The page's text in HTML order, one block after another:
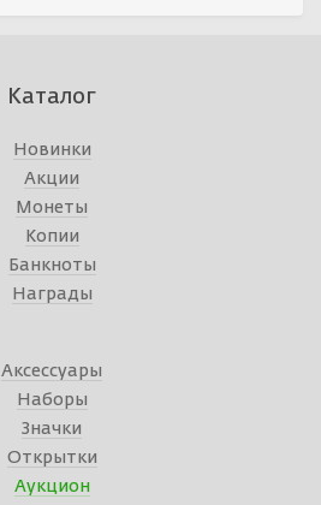
Каталог
Новинки
Акции
Монеты
Копии
Банкноты
Награды
Аксессуары
Наборы
Значки
Открытки
Аукцион